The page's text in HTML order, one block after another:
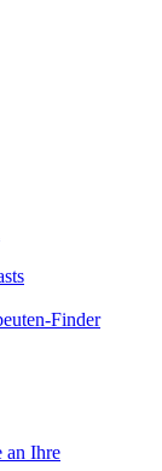
Finder
an Ihre